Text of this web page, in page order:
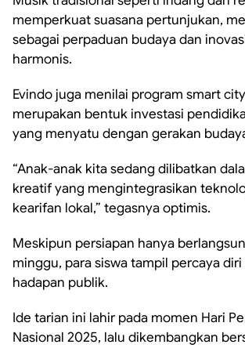
memperkuat suasana pertunjukan,
sebagai perpaduan budaya dan
harmonis.
Evindo juga menilai program smart
merupakan bentuk investasi
yang menyatu dengan gerakan
“Anak-anak kita sedang dilibatkan
kreatif yang mengintegrasikan
kearifan lokal,” tegasnya optimis.
Meskipun persiapan hanya
minggu, para siswa tampil percaya
hadapan publik.
Ide tarian ini lahir pada momen Hari
Nasional 2025, lalu dikembangkan